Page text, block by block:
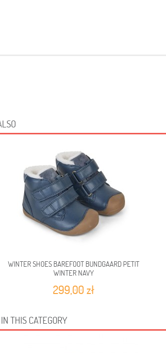
WINTER SHOES BAREFOOT BUNDGAARD PETIT
WINTER NAVY
299,00 zł
IN THIS CATEGORY